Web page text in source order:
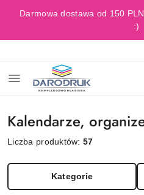
Przejdź do treści
Przejdź do wyszukiwarki
Przejdź do moje konto
Przejdź do menu
Przejdź do stopki
Darmowa dostawa od 150
:)
Kalendarze,
Liczba produktów:57
Kategorie